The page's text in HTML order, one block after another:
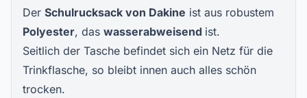
Der Schulrucksack von Dakine ist aus robustem
Polyester, das wasserabweisend ist.
Seitlich der Tasche befindet sich ein Netz für die
Trinkflasche, so bleibt innen auch alles schön
trocken.